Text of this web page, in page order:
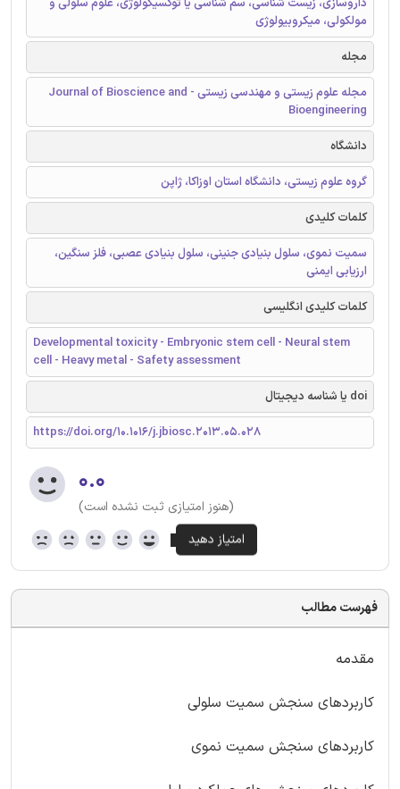
مولکولی، میکروبیولوژی
مجله
مجله علوم زیستی و مهندسی زیستی - Journal of Bioscience and
Bioengineering
دانشگاه
گروه علوم زیستی، دانشگاه استان اوزاکا، ژاپن
کلمات کلیدی
سمیت نموی، سلول بنیادی جنینی، سلول بنیادی عصبی، فلز سنگین،
ارزیابی ایمنی
کلمات کلیدی انگلیسی
Developmental toxicity - Embryonic stem cell - Neural stem
cell - Heavy metal - Safety assessment
doi یا شناسه دیجیتال
https://doi.org/10.1016/j.jbiosc.2013.05.028
۰.۰
(هنوز امتیازی ثبت نشده است)
فهرست مطالب
مقدمه
کاربردهای سنجش سمیت سلولی
کاربردهای سنجش سمیت نموی